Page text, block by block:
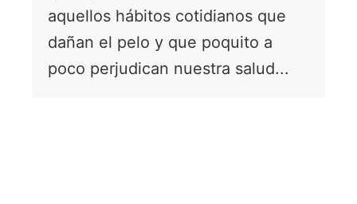
aquellos hábitos cotidianos que
dañan el pelo y que poquito a
poco perjudican nuestra salud...